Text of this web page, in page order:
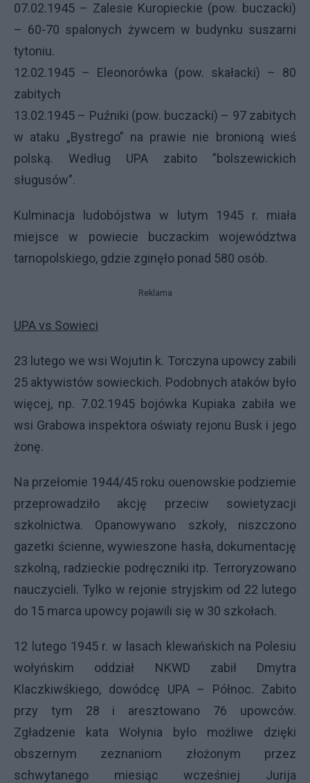
07.02.1945 – Zalesie Kuropieckie (pow. buczacki)
– 60-70 spalonych żywcem w budynku suszarni
tytoniu.
12.02.1945 – Eleonorówka (pow. skałacki) – 80
zabitych
13.02.1945 – Puźniki (pow. buczacki) – 97 zabitych
w ataku „Bystrego” na prawie nie bronioną wieś
polską. Według UPA zabito ”bolszewickich
sługusów”.
Kulminacja ludobójstwa w lutym 1945 r. miała
miejsce w powiecie buczackim województwa
tarnopolskiego, gdzie zginęło ponad 580 osób.
Reklama
UPAvs Sowieci
23 lutego we wsi Wojutin k. Torczyna upowcy zabili
25 aktywistów sowieckich. Podobnych ataków było
więcej, np. 7.02.1945 bojówka Kupiaka zabiła we
wsi Grabowa inspektora oświaty rejonu Busk i jego
żonę.
Na przełomie 1944/45 roku ouenowskie podziemie
przeprowadziło akcję przeciw sowietyzacji
szkolnictwa. Opanowywano szkoły, niszczono
gazetki ścienne, wywieszone hasła, dokumentację
szkolną, radzieckie podręczniki itp. Terroryzowano
nauczycieli. Tylko w rejonie stryjskim od 22 lutego
do 15 marca upowcy pojawili się w 30 szkołach.
12 lutego 1945 r. w lasach klewańskich na Polesiu
wołyńskim oddział NKWD zabił Dmytra
Klaczkiwśkiego, dowódcę UPA– Północ. Zabito
przy tym 28 i aresztowano 76 upowców.
Zgładzenie kata Wołynia było możliwe dzięki
obszernym zeznaniom złożonym przez
schwytanego miesiąc wcześniej Jurija